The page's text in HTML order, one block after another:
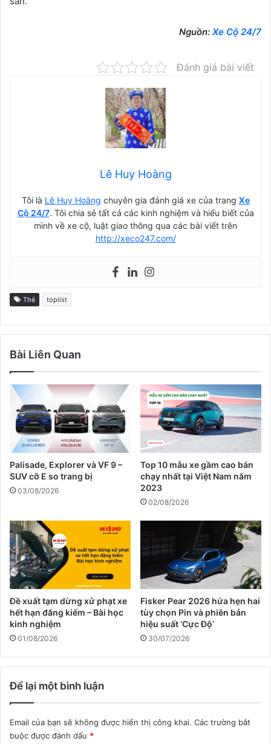
Nguồn: Xe Cộ 24/7
Đánh giá bài viết
Lê Huy Hoàng
Tôi là Lê Huy Hoàng chuyên gia đánh giá xe của trang Xe
Cộ 24/7. Tôi chia sẻ tất cả các kinh nghiệm và hiểu biết của
mình về xe cộ, luật giao thông qua các bài viết trên
http://xeco247.com/
Thẻ toplist
Bài Liên Quan
Palisade, Explorer và VF 9 –
SUV cỡ E so trang bị
03/08/2026
Top 10 mẫu xe gầm cao bán
chạy nhất tại Việt Nam năm
2023
02/08/2026
Đề xuất tạm dừng xử phạt xe
hết hạn đăng kiểm – Bài học
kinh nghiệm
01/08/2026
Fisker Pear 2026 hứa hẹn hai
tùy chọn Pin và phiên bản
hiệu suất ‘Cực Độ’
30/07/2026
Để lại một bình luận
Email của bạn sẽ không được hiển thị công khai. Các trường bắt
buộc được đánh dấu *